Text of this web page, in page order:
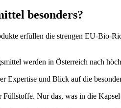
besonders?
erfüllen die strengen EU-Bio-
werden in Österreich nach
Expertise und Blick auf die
Nur das, was in die